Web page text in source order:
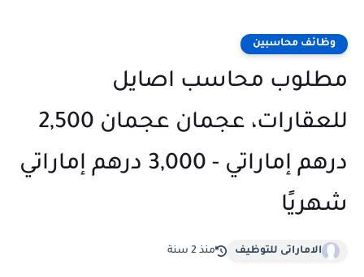
وظائف محاسبين
مطلوب محاسب اصايل
للعقارات، عجمان عجمان 2,500
درهم إماراتي - 3,000 درهم إماراتي
شهريًا
الاماراتى للتوظيف منذ 2 سنة